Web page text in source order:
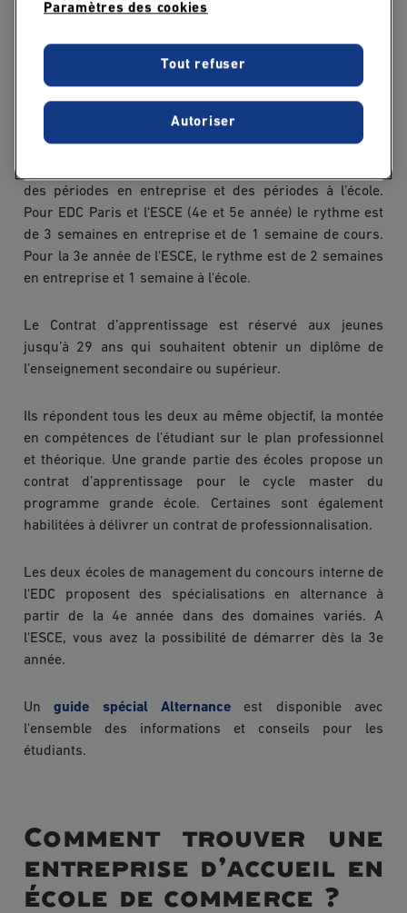
est disponible à partir de la 3e ou 4e année de la
formation. Une formation en alternance offre de
nombreux avantages :
des périodes en entreprise et des périodes à l’école.
Pour EDC Paris et l'ESCE (4e et 5e année) le rythme est
de 3 semaines en entreprise et de 1 semaine de cours.
Pour la 3e année de l'ESCE, le rythme est de 2 semaines
en entreprise et 1 semaine à l'école.
Le Contrat d’apprentissage est réservé aux jeunes
jusqu’à 29 ans qui souhaitent obtenir un diplôme de
l’enseignement secondaire ou supérieur.
Ils répondent tous les deux au même objectif, la montée
en compétences de l’étudiant sur le plan professionnel
et théorique. Une grande partie des écoles propose un
contrat d’apprentissage pour le cycle master du
programme grande école. Certaines sont également
habilitées à délivrer un contrat de professionnalisation.
Les deux écoles de management du concours interne de
l'EDC proposent des spécialisations en alternance à
partir de la 4e année dans des domaines variés. A
l'ESCE, vous avez la possibilité de démarrer dès la 3e
année.
Unguide spécial Alternance est disponible avec
l'ensemble des informations et conseils pour les
étudiants.
Comment trouver une
entreprise d’accueil en
école de commerce ?
Paramètres des cookies
Tout refuser
Autoriser